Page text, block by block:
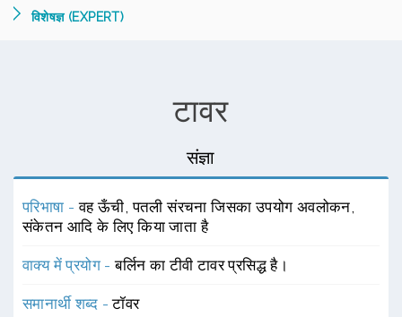
विशेषज्ञ (EXPERT)
टावर
संज्ञा
परिभाषा -वह ऊँची, पतली संरचना जिसका उपयोग अवलोकन,
संकेतन आदि के लिए किया जाता है
वाक्य में प्रयोग -बर्लिन का टीवी टावर प्रसिद्ध है।
समानार्थी शब्द -टॉवर